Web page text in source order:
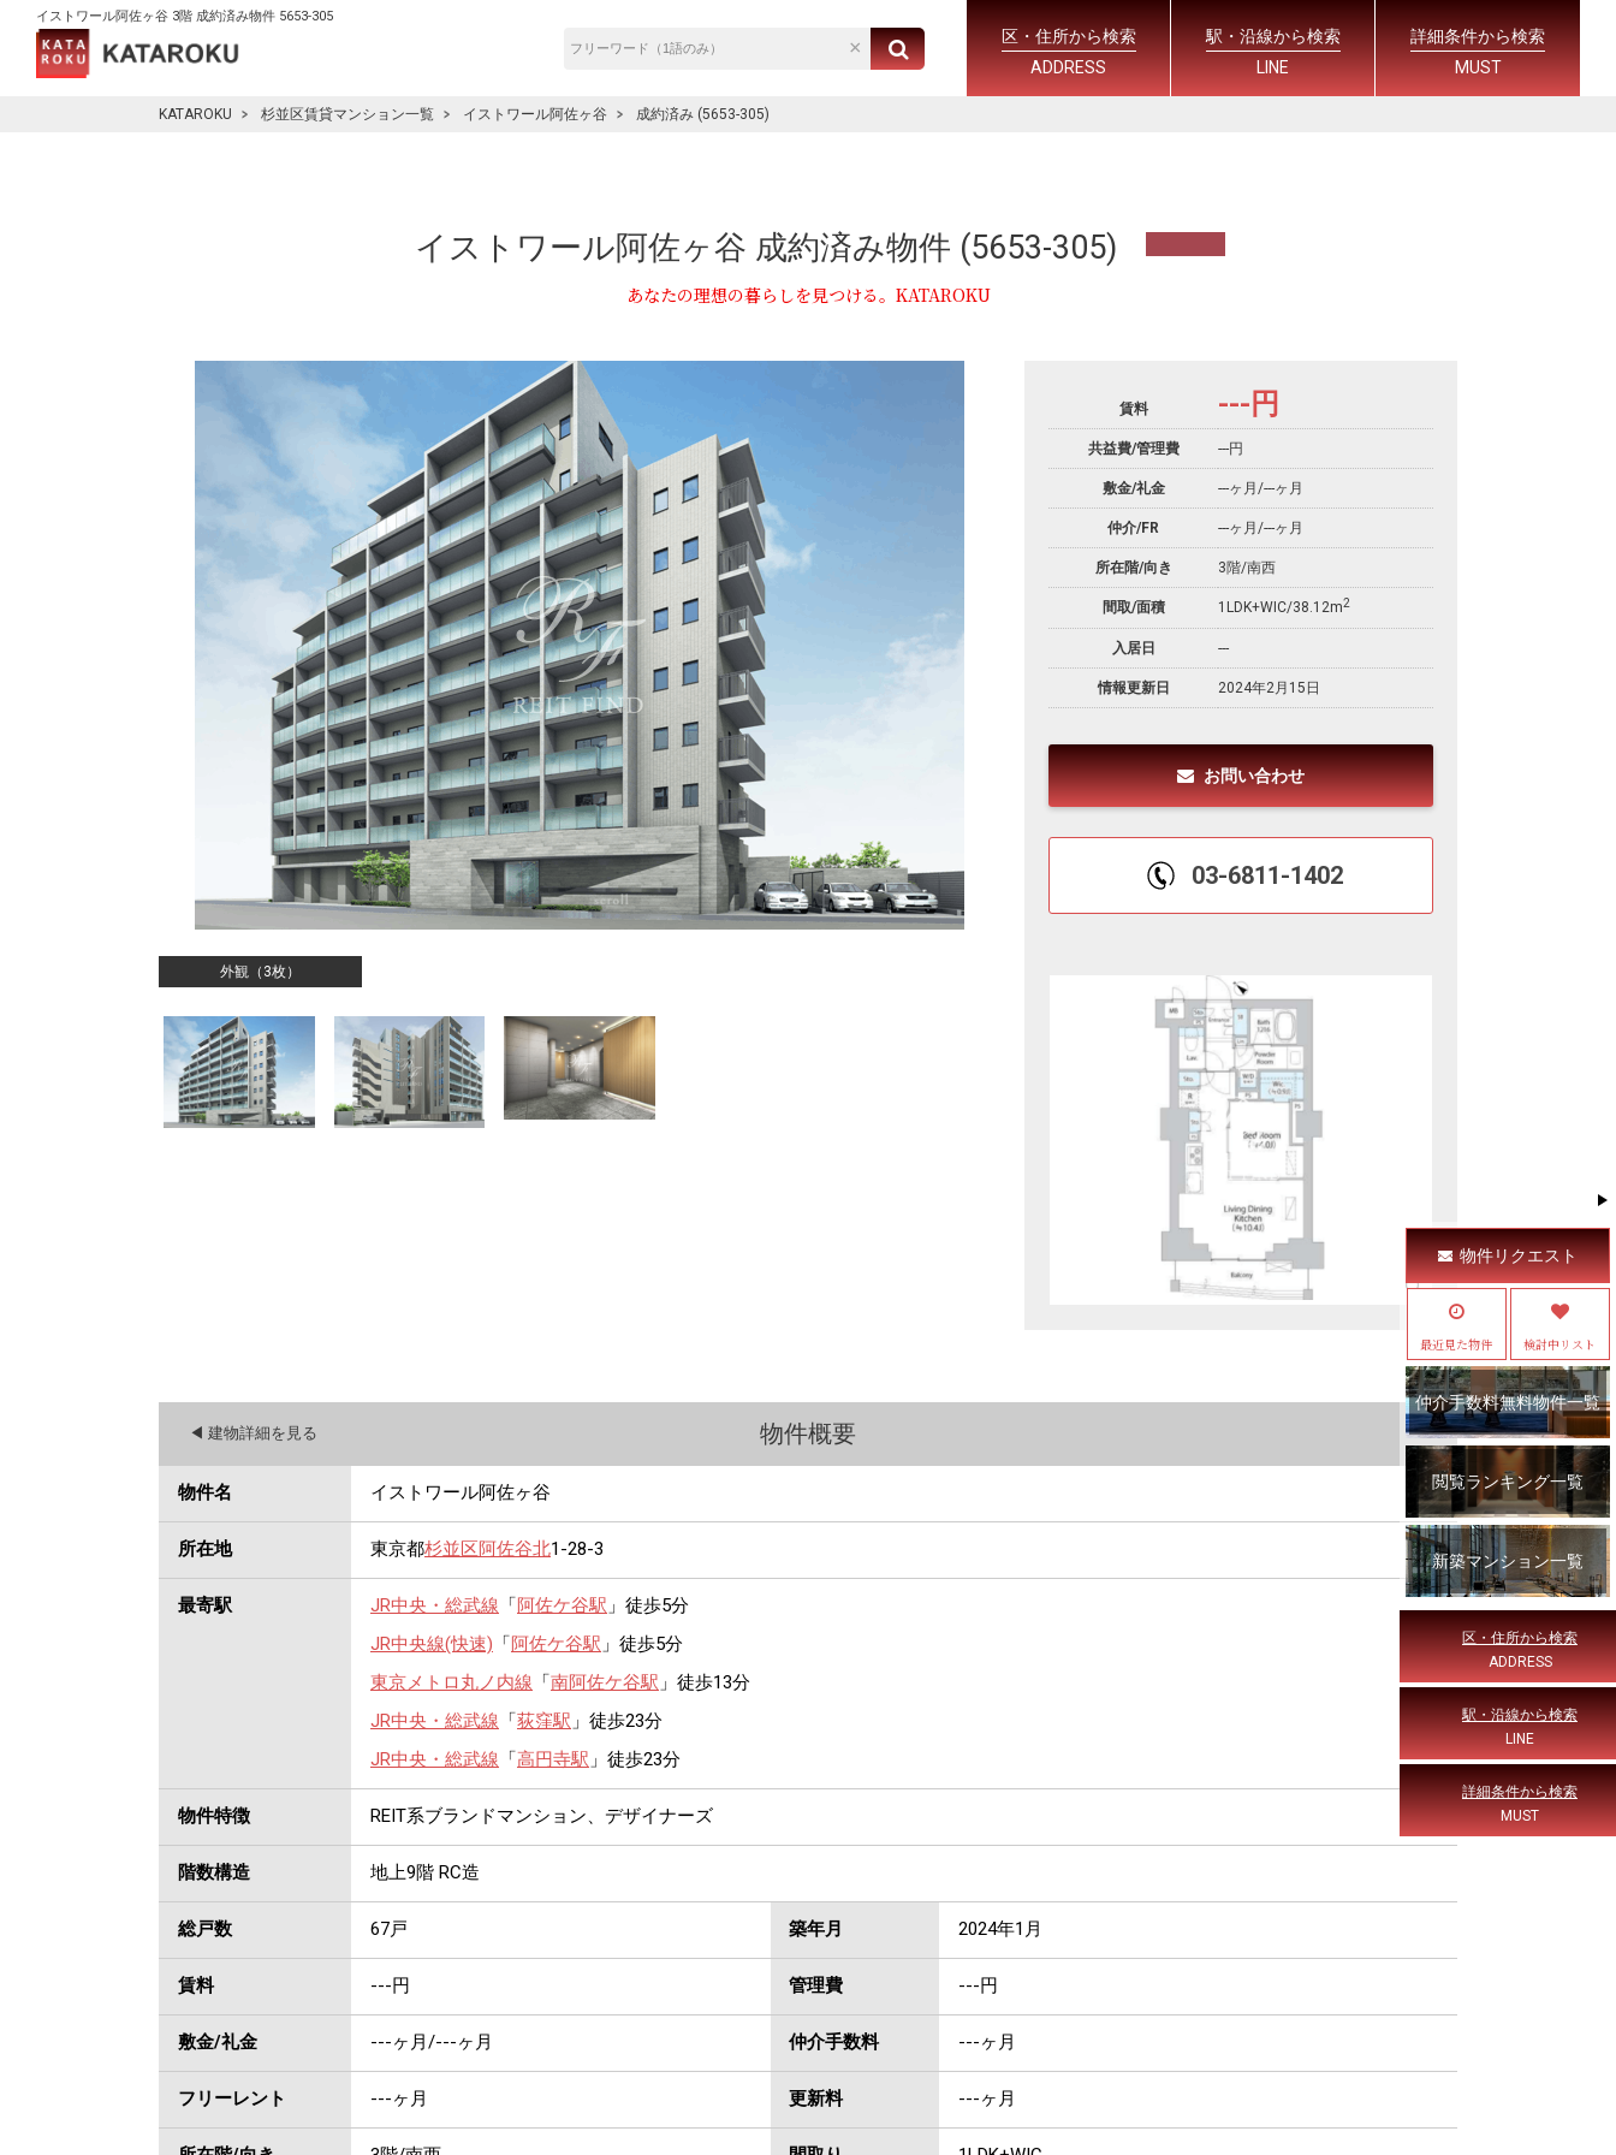
イストワール阿佐ヶ谷 3階 成約済み物件 5653-305
区・住所から検索
ADDRESS
駅・沿線から検索
LINE
詳細条件から検索
MUST
KATAROKU 杉並区賃貸マンション一覧 イストワール阿佐ヶ谷 成約済み (5653-305)
イストワール阿佐ヶ谷 成約済み物件 (5653-305)
あなたの理想の暮らしを見つける。KATAROKU
外観（3枚）
賃料 --- 円
共益費/管理費 ---円
敷金/礼金 ---ヶ月 /---ヶ月
仲介/FR ---ヶ月 /---ヶ月
所在階/向き 3階/南西
間取/面積 1LDK+WIC/38.12m2
入居日 ---
情報更新日 2024年2月15日
お問い合わせ
03-6811-1402
物件概要
◀︎ 建物詳細を見る
物件名 イストワール阿佐ヶ谷
所在地 東京都杉並区阿佐谷北1-28-3
最寄駅 JR中央・総武線 「阿佐ケ谷駅 」徒歩5分
JR中央線(快速) 「阿佐ケ谷駅 」徒歩5分
東京メトロ丸ノ内線 「南阿佐ケ谷駅 」徒歩13分
JR中央・総武線 「荻窪駅 」徒歩23分
JR中央・総武線 「高円寺駅 」徒歩23分
物件特徴 REIT系ブランドマンション、デザイナーズ
階数構造 地上9階 RC造
総戸数 67戸 築年月 2024年1月
賃料 ---円 管理費 ---円
敷金/礼金 ---ヶ月/---ヶ月 仲介手数料 ---ヶ月
フリーレント ---ヶ月 更新料 ---ヶ月
物件リクエスト
最近見た物件 検討中リスト
仲介手数料無料物件一覧
閲覧ランキング一覧
新築マンション一覧
区・住所から検索
ADDRESS
駅・沿線から検索
LINE
詳細条件から検索
MUST